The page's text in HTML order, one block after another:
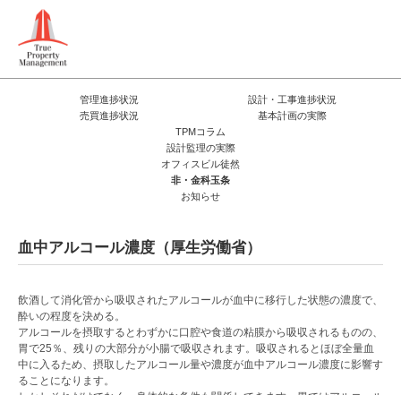
管理進捗状況
設計・工事進捗状況
売買進捗状況
基本計画の実際
TPMコラム
設計監理の実際
オフィスビル徒然
非・金科玉条
お知らせ
血中アルコール濃度（厚生労働省）
飲酒して消化管から吸収されたアルコールが血中に移行した状態の濃度で、
酔いの程度を決める。
アルコールを摂取するとわずかに口腔や食道の粘膜から吸収されるものの、
胃で25％、残りの大部分が小腸で吸収されます。吸収されるとほぼ全量血
中に入るため、摂取したアルコール量や濃度が血中アルコール濃度に影響す
ることになります。